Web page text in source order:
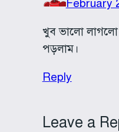
February
খুব ভালো
পড়লাম।
Reply
Leave a